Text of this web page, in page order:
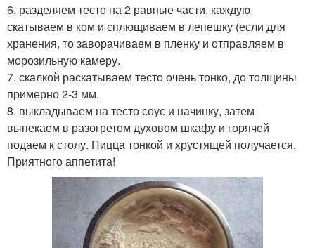
6. разделяем тесто на 2 равные части, каждую
скатываем в ком и сплющиваем в лепешку (если для
хранения, то заворачиваем в пленку и отправляем в
морозильную камеру.
7. скалкой раскатываем тесто очень тонко, до толщины
примерно 2-3 мм.
8. выкладываем на тесто соус и начинку, затем
выпекаем в разогретом духовом шкафу и горячей
подаем к столу. Пицца тонкой и хрустящей получается.
Приятного аппетита!